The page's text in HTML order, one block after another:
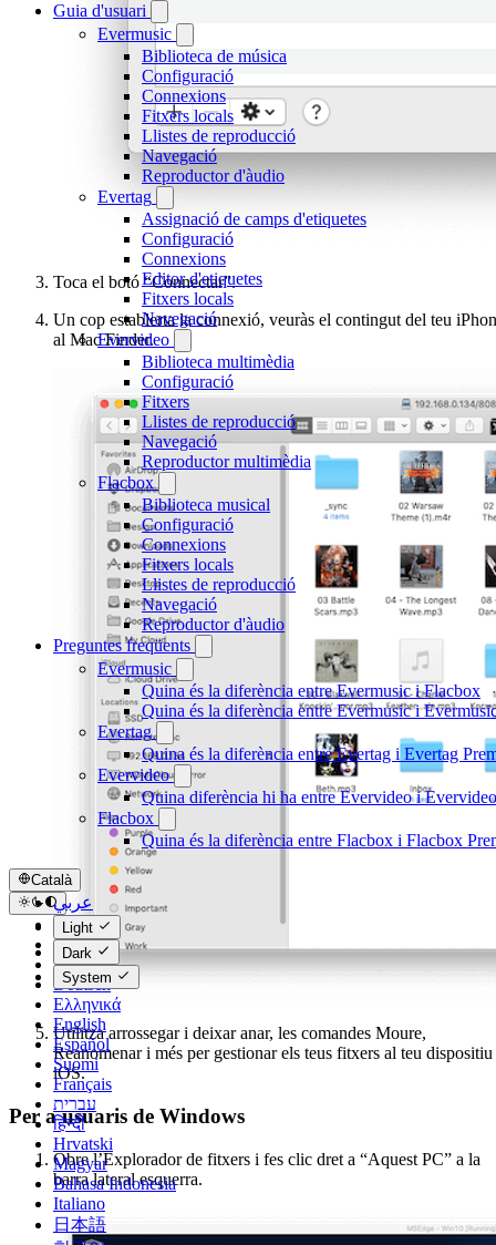
Guia d'usuari
Evermusic
Biblioteca de música
Configuració
Connexions
Fitxers locals
Llistes de reproducció
Navegació
Reproductor d'àudio
Evertag
Assignació de camps d'etiquetes
Configuració
Connexions
Editor d'etiquetes
Fitxers locals
Navegació
Evervideo
Biblioteca multimèdia
Configuració
Fitxers
Llistes de reproducció
Navegació
Reproductor multimèdia
Flacbox
Biblioteca musical
Configuració
Connexions
Fitxers locals
Llistes de reproducció
Navegació
Reproductor d'àudio
Preguntes freqüents
Evermusic
Quina és la diferència entre Evermusic i Flacbox
Quina és la diferència entre Evermusic i
Evertag
Quina és la diferència entre Evertag i Evertag
Evervideo
Quina diferència hi ha entre Evervideo i
Flacbox
Quina és la diferència entre Flacbox i Flacbox
Català
عربي
Català
Čeština
Dansk
Deutsch
Ελληνικά
English
Español
Suomi
Français
עברית
हिन्दी
Hrvatski
Magyar
Bahasa Indonesia
Italiano
日本語
Light
Dark
System
Toca el botó “Connectar”.
Un cop establerta la connexió, veuràs el contingut del teu
al Mac Finder.
Utilitza arrossegar i deixar anar, les comandes Moure,
Reanomenar i més per gestionar els teus fitxers al teu dispositiu
iOS.
Per a usuaris de Windows
Obre l’Explorador de fitxers i fes clic dret a “Aquest PC” a la
barra lateral esquerra.